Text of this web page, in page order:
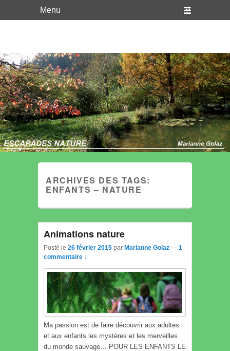
Just another WordPress site
ARCHIVES DES TAGS:
ENFANTS – NATURE
Animations nature
Posté le 26 février 2015 par Marianne Golaz — 1
commentaire ↓
Ma passion est de faire découvrir aux adultes
et aux enfants les mystères et les merveilles
du monde sauvage… POUR LES ENFANTS LE